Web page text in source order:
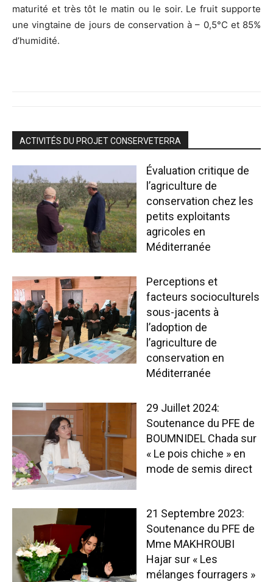
maturité et très tôt le matin ou le soir. Le fruit supporte
une vingtaine de jours de conservation à – 0,5°C et 85%
d’humidité.
ACTIVITÉS DU PROJET CONSERVETERRA
Évaluation critique de
l’agriculture de
conservation chez les
petits exploitants
agricoles en
Méditerranée
Perceptions et
facteurs socioculturels
sous-jacents à
l’adoption de
l’agriculture de
conservation en
Méditerranée
29 Juillet 2024:
Soutenance du PFE de
BOUMNIDEL Chada sur
« Le pois chiche » en
mode de semis direct
21 Septembre 2023:
Soutenance du PFE de
Mme MAKHROUBI
Hajar sur « Les
mélanges fourragers »